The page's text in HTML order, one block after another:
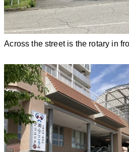
Across the street is the rotary in